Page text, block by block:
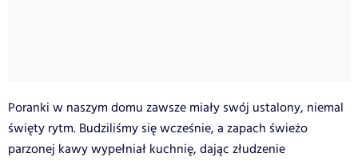
Poranki w naszym domu zawsze miały swój ustalony, niemal
święty rytm. Budziliśmy się wcześnie, a zapach świeżo
parzonej kawy wypełniał kuchnię, dając złudzenie